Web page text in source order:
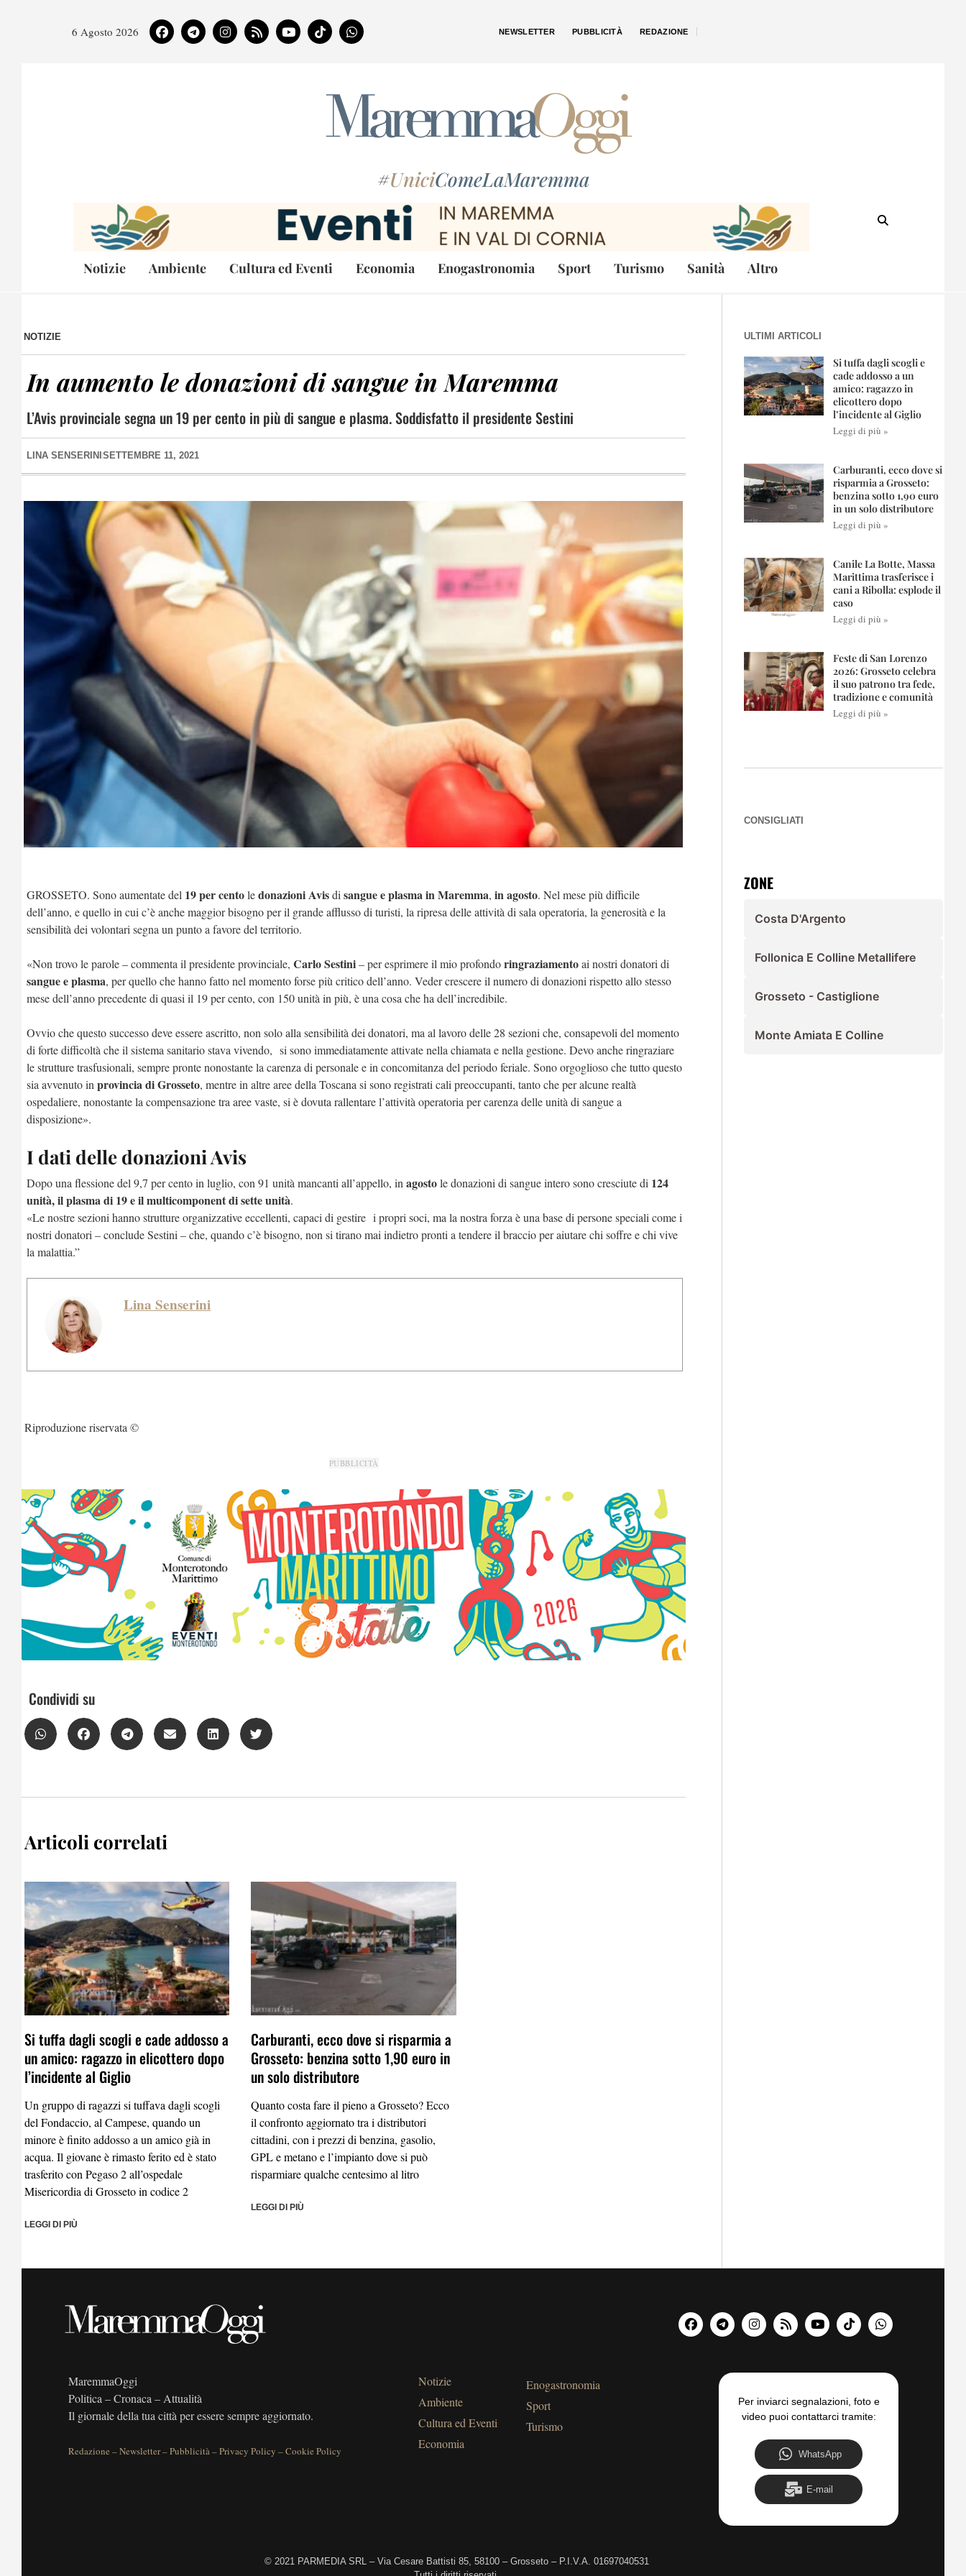
6 Agosto 2026 NEWSLETTER PUBBLICITÀ REDAZIONE
#UniciComeLaMaremma
Notizie Ambiente Cultura ed Eventi Economia Enogastronomia Sport Turismo Sanità Altro
NOTIZIE
In aumento le donazioni di sangue in Maremma
L’Avis provinciale segna un 19 per cento in più di sangue e plasma. Soddisfatto il presidente Sestini
LINA SENSERINI SETTEMBRE 11, 2021
GROSSETO. Sono aumentate del 19 per centoledonazioni Avisdi sangue e plasma in Maremma, in agosto. Nel mese più difficile
dell’anno, e quello in cui c’è anche maggior bisogno per il grande afflusso di turisti, la ripresa delle attività di sala operatoria, la generosità e la
sensibilità dei volontari segna un punto a favore del territorio.
«Non trovo le parole – commenta il presidente provinciale, Carlo Sestini– per esprimere il mio profondoringraziamentoai nostri donatori di
sangue e plasma, per quello che hanno fatto nel momento forse più critico dell’anno. Veder crescere il numero di donazioni rispetto allo stesso
mese dell’anno precedente di quasi il 19 per cento, con 150 unità in più, è una cosa che ha dell’incredibile.
Ovvio che questo successo deve essere ascritto, non solo alla sensibilità dei donatori, ma al lavoro delle 28 sezioni che, consapevoli del momento
di forte difficoltà che il sistema sanitario stava vivendo, si sono immediatamente attivate nella chiamata e nella gestione. Devo anche ringraziare
le strutture trasfusionali, sempre pronte nonostante la carenza di personale e in concomitanza del periodo feriale. Sono orgoglioso che tutto questo
sia avvenuto in provincia di Grosseto, mentre in altre aree della Toscana si sono registrati cali preoccupanti, tanto che per alcune realtà
ospedaliere, nonostante la compensazione tra aree vaste, si è dovuta rallentare l’attività operatoria per carenza delle unità di sangue a
disposizione».
I dati delle donazioni Avis
Dopo una flessione del 9,7 per cento in luglio, con 91 unità mancanti all’appello, in agostole donazioni di sangue intero sono cresciute di 124
unità, il plasma di 19 e il multicomponent di sette unità.
«Le nostre sezioni hanno strutture organizzative eccellenti, capaci di gestire i propri soci, ma la nostra forza è una base di persone speciali come i
nostri donatori – conclude Sestini – che, quando c’è bisogno, non si tirano mai indietro pronti a tendere il braccio per aiutare chi soffre e chi vive
la malattia.”
Lina Senserini
Riproduzione riservata ©
PUBBLICITÀ
Condividi su
Articoli correlati
Si tuffa dagli scogli e cade addosso a
un amico: ragazzo in elicottero dopo
l’incidente al Giglio
Un gruppo di ragazzi si tuffava dagli scogli
del Fondaccio, al Campese, quando un
minore è finito addosso a un amico già in
acqua. Il giovane è rimasto ferito ed è stato
trasferito con Pegaso 2 all’ospedale
Misericordia di Grosseto in codice 2
LEGGI DI PIÙ
Carburanti, ecco dove si risparmia a
Grosseto: benzina sotto 1,90 euro in
un solo distributore
Quanto costa fare il pieno a Grosseto? Ecco
il confronto aggiornato tra i distributori
cittadini, con i prezzi di benzina, gasolio,
GPL e metano e l’impianto dove si può
risparmiare qualche centesimo al litro
LEGGI DI PIÙ
ULTIMI ARTICOLI
Si tuffa dagli scogli e
cade addosso a un
amico: ragazzo in
elicottero dopo
l’incidente al Giglio
Leggi di più »
Carburanti, ecco dove si
risparmia a Grosseto:
benzina sotto 1,90 euro
in un solo distributore
Leggi di più »
Canile La Botte, Massa
Marittima trasferisce i
cani a Ribolla: esplode il
caso
Leggi di più »
Feste di San Lorenzo
2026: Grosseto celebra
il suo patrono tra fede,
tradizione e comunità
Leggi di più »
CONSIGLIATI
ZONE
Costa D'Argento
Follonica E Colline Metallifere
Grosseto - Castiglione
Monte Amiata E Colline
MaremmaOggi
Politica – Cronaca – Attualità
Il giornale della tua città per essere sempre aggiornato.
Redazione –Newsletter–Pubblicità–Privacy Policy –Cookie Policy
Notizie
Ambiente
Cultura ed Eventi
Economia
Enogastronomia
Sport
Turismo
Per inviarci segnalazioni, foto e
video puoi contattarci tramite:
WhatsApp
E-mail
© 2021 PARMEDIA SRL – Via Cesare Battisti 85, 58100 – Grosseto – P.I.V.A. 01697040531